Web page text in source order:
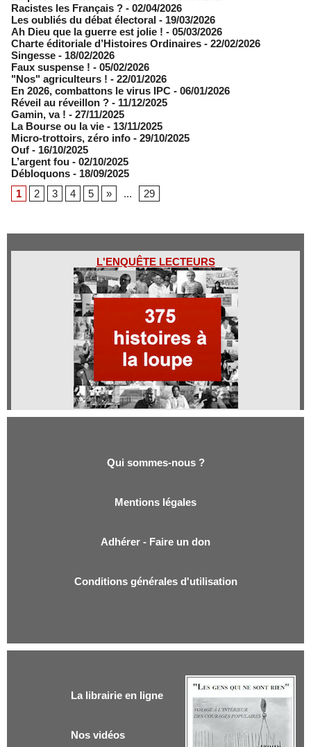
Racistes les Français ? - 02/04/2026
​Les oubliés du débat électoral - 19/03/2026
Ah Dieu que la guerre est jolie ! - 05/03/2026
Charte éditoriale d’Histoires Ordinaires - 22/02/2026
Singesse - 18/02/2026
Faux suspense ! - 05/02/2026
"Nos" agriculteurs ! - 22/01/2026
En 2026, combattons le virus IPC - 06/01/2026
Réveil au réveillon ? - 11/12/2025
Gamin, va ! - 27/11/2025
​La Bourse ou la vie - 13/11/2025
Micro-trottoirs, zéro info - 29/10/2025
Ouf - 16/10/2025
L’argent fou - 02/10/2025
Débloquons - 18/09/2025
1
2 3 4 5 » ... 29
L'ENQUÊTE LECTEURS
Qui sommes-nous ?
Mentions légales
Adhérer - Faire un don
Conditions générales d'utilisation
La librairie en ligne
Nos vidéos